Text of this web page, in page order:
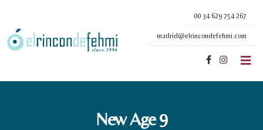
00 34 629 754 267
madrid@elrincondefehmi.com
New Age 9